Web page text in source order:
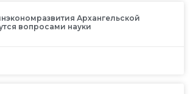
Архангельской
вопросами науки